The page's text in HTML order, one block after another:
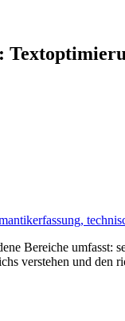
Bereiche
verstehen und den